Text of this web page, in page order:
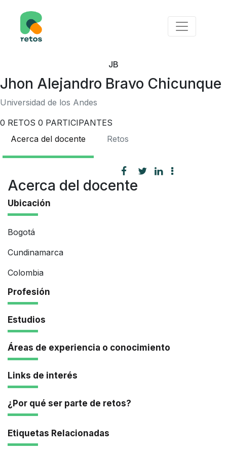
JB
Jhon Alejandro Bravo Chicunque
Universidad de los Andes
0 RETOS 0 PARTICIPANTES
Acerca del docente
Retos
Acerca del docente
Ubicación
Bogotá
Cundinamarca
Colombia
Profesión
Estudios
Áreas de experiencia o conocimiento
Links de interés
¿Por qué ser parte de retos?
Etiquetas Relacionadas